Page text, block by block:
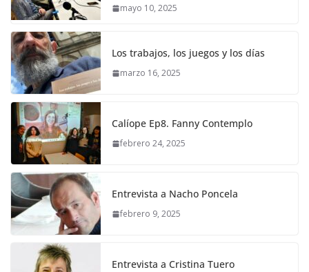
mayo 10, 2025
Los trabajos, los juegos y los días
marzo 16, 2025
Calíope Ep8. Fanny Contemplo
febrero 24, 2025
Entrevista a Nacho Poncela
febrero 9, 2025
Entrevista a Cristina Tuero